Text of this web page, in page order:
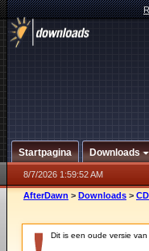
Startpagina Downloads
8/7/2026 1:59:52 AM
AfterDawn > Downloads >
Dit is een oude versie